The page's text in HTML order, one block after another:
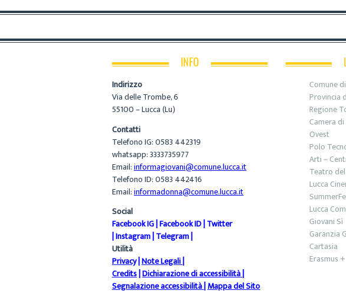
INFO
Indirizzo
Via delle Trombe, 6
55100 – Lucca (Lu)
Contatti
Telefono IG: 0583 442319
whatsapp: 3333735977
Email:informagiovani@comune.lucca.it
Telefono ID: 0583 442416
Email:informadonna@comune.lucca.it
Social
Facebook IG|Facebook ID|Twitter
|Instagram|Telegram|
Utilità
Privacy|Note Legali|
Credits|Dichiarazione di accessibilità|
Segnalazione accessibilità|Mappa del Sito
Comune
Provincia
Regione
Camera
Ovest
Polo
Arti –
Teatro
Lucca
Lucca
Giovani Sì
Garanzia
Cartasia
Erasmus +